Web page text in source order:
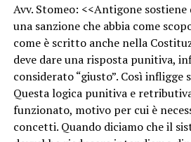
Avv. Stomeo: <<Antigone sostiene
una sanzione che abbia come
come è scritto anche nella
deve dare una risposta punitiva,
considerato “giusto”. Così infligge
Questa logica punitiva e
funzionato, motivo per cui è
concetti. Quando diciamo che il